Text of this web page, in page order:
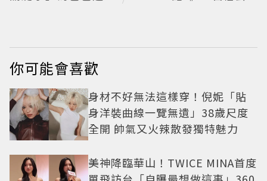
闆
你可能會喜歡
身材不好無法這樣穿！倪妮「貼
身洋裝曲線一覽無遺」38歲尺度
全開 帥氣又火辣散發獨特魅力
美神降臨華山！TWICE MINA首度